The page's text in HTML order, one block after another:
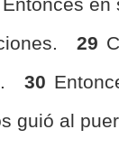
29
30
guió al